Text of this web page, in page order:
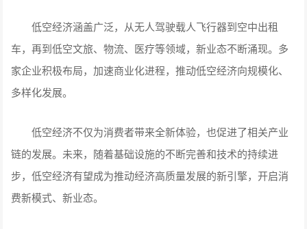
低空经济涵盖广泛，从无人驾驶载人飞行器到空中出租
车，再到低空文旅、物流、医疗等领域，新业态不断涌现。多
家企业积极布局，加速商业化进程，推动低空经济向规模化、
多样化发展。
低空经济不仅为消费者带来全新体验，也促进了相关产业
链的发展。未来，随着基础设施的不断完善和技术的持续进
步，低空经济有望成为推动经济高质量发展的新引擎，开启消
费新模式、新业态。